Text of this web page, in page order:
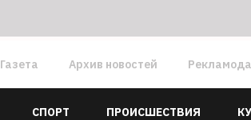
Газета Архив новостей
СПОРТ ПРОИСШЕСТВИЯ